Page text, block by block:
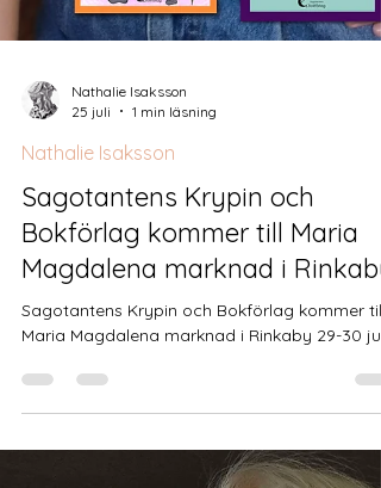
Nathalie Isaksson
25 juli
1 min läsning
Nathalie Isaksson
Sagotantens Krypin och
Bokförlag kommer till Maria
Magdalena marknad i Rinkaby
Maria Magdalena marknad i Rinkaby 29-30 juli.